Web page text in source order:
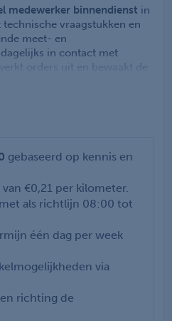
medewerker binnendienst in
vraagstukken en
meet- en
in contact met
orders uit en bewaakt de
vertalen naar praktische
veel ruimte om jezelf
gebaseerd op kennis en
van €0,21 per kilometer.
als richtlijn 08:00 tot
één dag per week
via
richting de